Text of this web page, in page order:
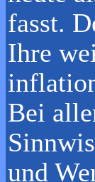
fasst.
Ihre
Bei
und